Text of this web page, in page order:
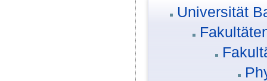
Universität